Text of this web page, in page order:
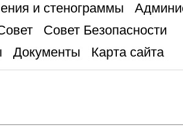
и стенограммы
Совет Безопасности
Документы Карта сайта